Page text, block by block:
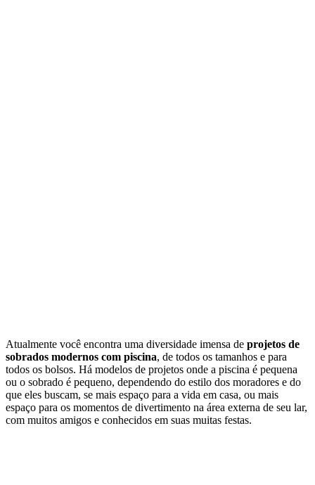
Atualmente você encontra uma diversidade imensa de projetos de
sobrados modernos com piscina, de todos os tamanhos e para
todos os bolsos. Há modelos de projetos onde a piscina é pequena
ou o sobrado é pequeno, dependendo do estilo dos moradores e do
que eles buscam, se mais espaço para a vida em casa, ou mais
espaço para os momentos de divertimento na área externa de seu lar,
com muitos amigos e conhecidos em suas muitas festas.